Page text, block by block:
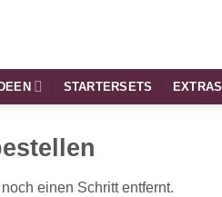
STARTERSETS EXTRAS
einen Schritt entfernt.